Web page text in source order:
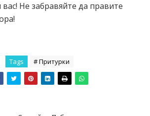
padding:5px 10px;
background-color:#666666;
border:none;
color:#fff;
Не забравяйте да правите
Tags # Притурки